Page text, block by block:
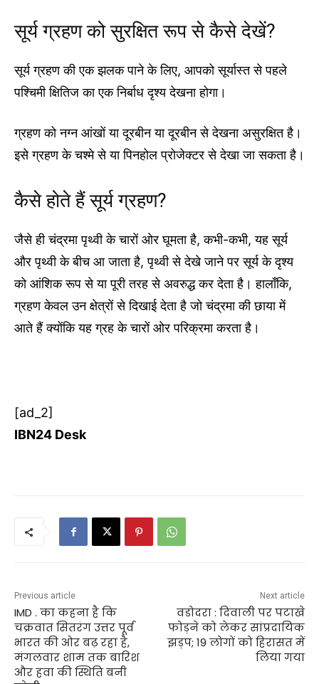
सूर्य ग्रहण को सुरक्षित रूप से कैसे देखें?
सूर्य ग्रहण की एक झलक पाने के लिए, आपको सूर्यास्त से पहले
पश्चिमी क्षितिज का एक निर्बाध दृश्य देखना होगा।
ग्रहण को नग्न आंखों या दूरबीन या दूरबीन से देखना असुरक्षित है।
इसे ग्रहण के चश्मे से या पिनहोल प्रोजेक्टर से देखा जा सकता है।
कैसे होते हैं सूर्य ग्रहण?
जैसे ही चंद्रमा पृथ्वी के चारों ओर घूमता है, कभी-कभी, यह सूर्य
और पृथ्वी के बीच आ जाता है, पृथ्वी से देखे जाने पर सूर्य के दृश्य
को आंशिक रूप से या पूरी तरह से अवरुद्ध कर देता है। हालाँकि,
ग्रहण केवल उन क्षेत्रों से दिखाई देता है जो चंद्रमा की छाया में
आते हैं क्योंकि यह ग्रह के चारों ओर परिक्रमा करता है।
[ad_2]
IBN24 Desk
Previous article
IMD . का कहना है कि
चक्रवात सितरंग उत्तर पूर्व
भारत की ओर बढ़ रहा है,
मंगलवार शाम तक बारिश
और हवा की स्थिति बनी
Next article
वडोदरा : दिवाली पर पटाखे
फोड़ने को लेकर सांप्रदायिक
झड़प; 19 लोगों को हिरासत में
लिया गया